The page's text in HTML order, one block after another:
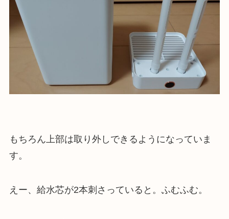
もちろん上部は取り外しできるようになっていま
す。
えー、給水芯が2本刺さっていると。ふむふむ。